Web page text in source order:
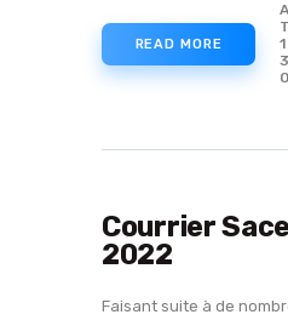
READ MORE
0
Courrier
2022
Faisant suite à de